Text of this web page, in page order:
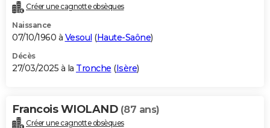
Créer une cagnotte obsèques
Naissance
07/10/1960 à Vesoul (Haute-Saône)
Décès
27/03/2025 à la Tronche (Isère)
Francois WIOLAND (87 ans)
Créer une cagnotte obsèques